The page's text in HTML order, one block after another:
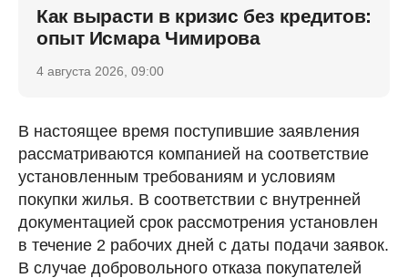
Как вырасти в кризис без кредитов:
опыт Исмара Чимирова
4 августа 2026, 09:00
В настоящее время поступившие заявления
рассматриваются компанией на соответствие
установленным требованиям и условиям
покупки жилья. В соответствии с внутренней
документацией срок рассмотрения установлен
в течение 2 рабочих дней с даты подачи заявок.
В случае добровольного отказа покупателей